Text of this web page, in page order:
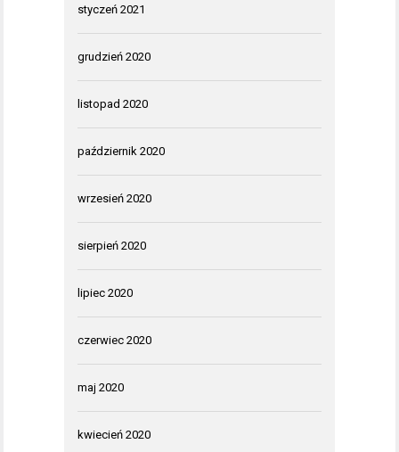
styczeń 2021
grudzień 2020
listopad 2020
październik 2020
wrzesień 2020
sierpień 2020
lipiec 2020
czerwiec 2020
maj 2020
kwiecień 2020